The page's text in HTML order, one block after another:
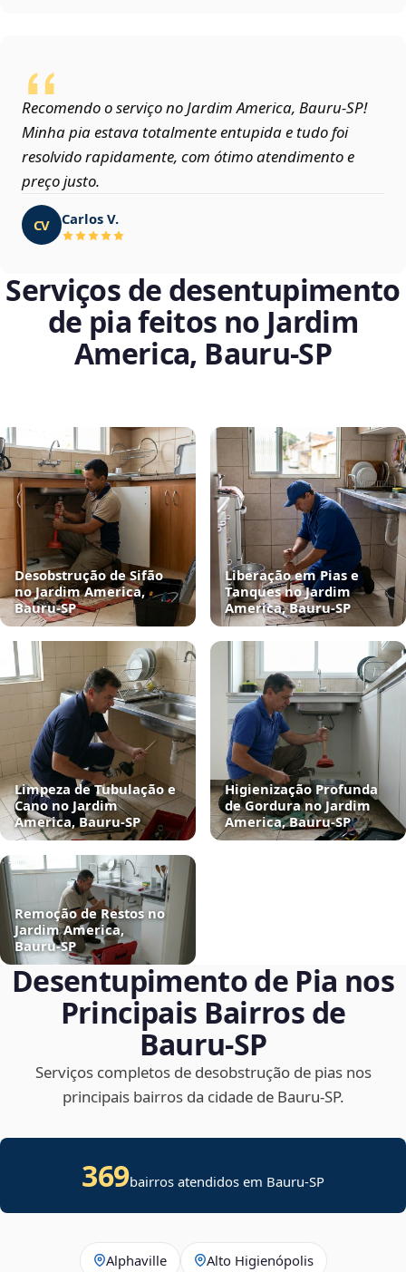
Recomendo o serviço no Jardim America, Bauru‑SP!
Minha pia estava totalmente entupida e tudo foi
resolvido rapidamente, com ótimo atendimento e
preço justo.
CV Carlos V.
Serviços de desentupimento
de pia feitos no Jardim
America, Bauru‑SP
Desobstrução de Sifão
no Jardim America,
Bauru‑SP
Liberação em Pias e
Tanques no Jardim
America, Bauru‑SP
Limpeza de Tubulação e
Cano no Jardim
America, Bauru‑SP
Higienização Profunda
de Gordura no Jardim
America, Bauru‑SP
Remoção de Restos no
Jardim America,
Bauru‑SP
Desentupimento de Pia nos
Principais Bairros de
Bauru‑SP
Serviços completos de desobstrução de pias nos
principais bairros da cidade de Bauru‑SP.
369bairros atendidos em Bauru-SP
Alphaville Alto Higienópolis